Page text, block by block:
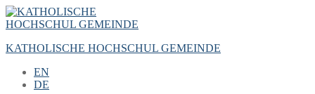
Zum
Inhalt
Menü
Schließen
KATHOLISCHE HOCHSCHUL GEMEINDE
EN
DE